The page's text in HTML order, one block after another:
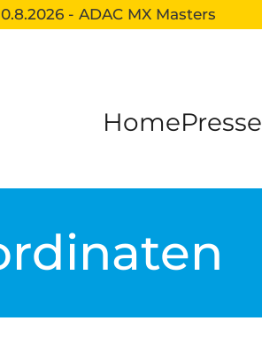
- ADAC MX Masters
HomePresse